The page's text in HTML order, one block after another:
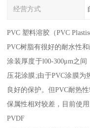
经营方式
PVC 塑料溶胶（PVC
PVC树脂有很好的耐水性
涂装厚度于l00-300μm之
压花涂膜;由于PVC涂膜为
良好的保护。但PVC耐热
保属性相对较差，目前使
PVDF